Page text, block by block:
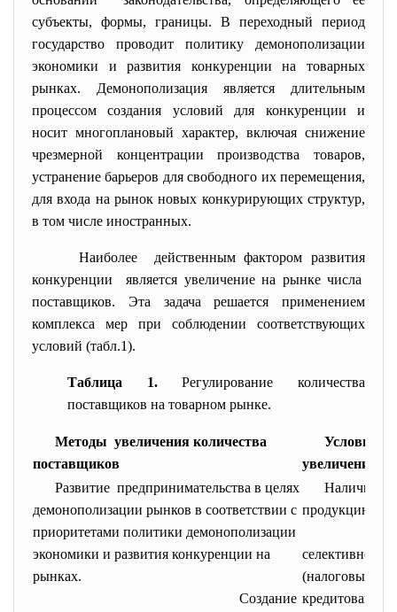
субъекты, формы, границы. В переходный период
государство проводит политику демонополизации
экономики и развития конкуренции на товарных
рынках. Демонополизация является длительным
процессом создания условий для конкуренции и
носит многоплановый характер, включая снижение
чрезмерной концентрации производства товаров,
устранение барьеров для свободного их перемещения,
для входа на рынок новых конкурирующих структур,
в том числе иностранных.
Наиболее действенным фактором развития
конкуренции является увеличение на рынке числа
поставщиков. Эта задача решается применением
комплекса мер при соблюдении соответствующих
условий (табл.1).
Таблица 1.Регулирование количества
поставщиков на товарном рынке.
Методы увеличения количества
поставщиков
Условия
увеличения
Развитие предпринимательства в целях
демонополизации рынков в соответствии с
приоритетами политики демонополизации
экономики и развития конкуренции на
рынках.
Создание
Наличие
продукцию.
селективной
(налоговые